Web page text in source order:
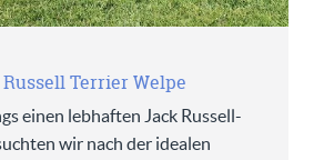
Terrier Welpe
einen lebhaften Jack Russell-
wir nach der idealen